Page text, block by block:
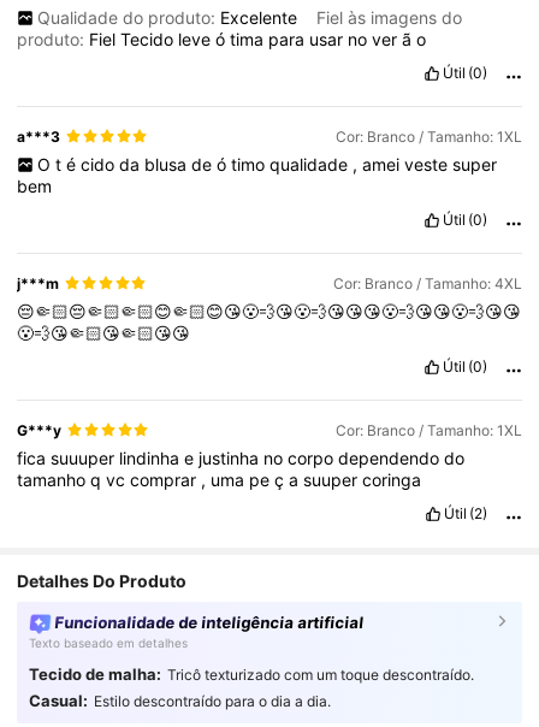
Qualidade do produto: Excelente
Fiel às imagens do
produto: FielTecido leveótima para usar noverão
Útil (0)
a***3 Cor: Branco / Tamanho: 1XL
O t é cido da blusa de ó timo qualidade , amei veste super
bem
Útil (0)
j***m Cor: Branco / Tamanho: 4XL
😔🤏🏻😔🤏🏻🤏🏻😊🤏🏻😊😘😮‍💨😘😮‍💨😘😘😘😮‍💨😘😘😮‍💨😘😘
😮‍💨😘🤏🏻😘🤏🏻😘😘
Útil (0)
G***y Cor: Branco / Tamanho: 1XL
ficasuuuper lindinhae justinha nocorpodependendodo
tamanhoqvccomprar , uma peçasuupercoringa
Útil (2)
Detalhes Do Produto
Funcionalidade de inteligência artificial
Texto baseado em detalhes
Tecido de malha: Tricô texturizado com um toque descontraído.
Casual: Estilo descontraído para o dia a dia.
4,87 1.1M Seguidores